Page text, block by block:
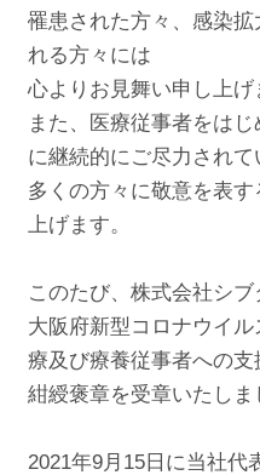
罹患された方々、感染
れる方々には
心よりお見舞い申し上げ
また、医療従事者をは
に継続的にご尽力されて
多くの方々に敬意を表
上げます。
このたび、株式会社シブ
大阪府新型コロナウイ
療及び療養従事者への支
紺綬褒章を受章いたしま
2021年9月15日に当社代